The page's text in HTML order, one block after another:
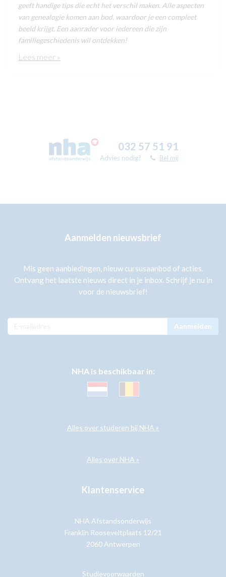
geeft handige tips die echt het verschil maken. Alle aspecten
van genealogie komen aan bod, waardoor je een compleet
beeld krijgt. Een aanrader voor iedereen die zijn
familiegeschiedenis wil ontdekken!
Lees meer »
032 57 51 91
Advies nodig? Bel mij
Aanmelden nieuwsbrief
Mis geen aanbiedingen, nieuw cursusaanbod of acties.
Ontvang het laatste nieuws direct in je inbox. Schrijf je nu in
voor de nieuwsbrief!
Aanmelden
NHA is beschikbaar in:
Alles over studeren bij NHA »
Alles over NHA »
Klantenservice
NHA Afstandsonderwijs
Franklin Rooseveltplaats 12/21
2060 Antwerpen
Studievoorwaarden